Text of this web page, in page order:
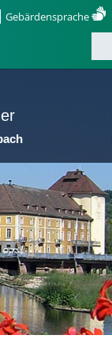
Gebärdensprache